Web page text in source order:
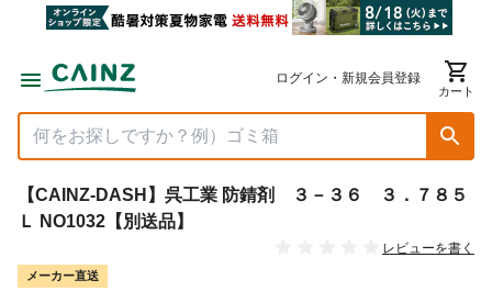
ログイン・新規会員登録
カート
【CAINZ-DASH】呉工業 防錆剤 ３－３６ ３．７８５
Ｌ NO1032【別送品】
レビューを書く
メーカー直送